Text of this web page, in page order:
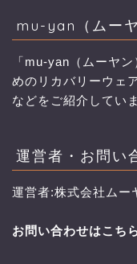
mu-yan（ムー
「mu-yan（ムーヤ
めのリカバリーウェ
などをご紹介してい
運営者・お問い
運営者:株式会社ムー
お問い合わせはこち